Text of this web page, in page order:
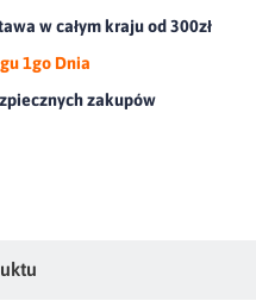
w całym kraju od 300zł
1go Dnia
zakupów